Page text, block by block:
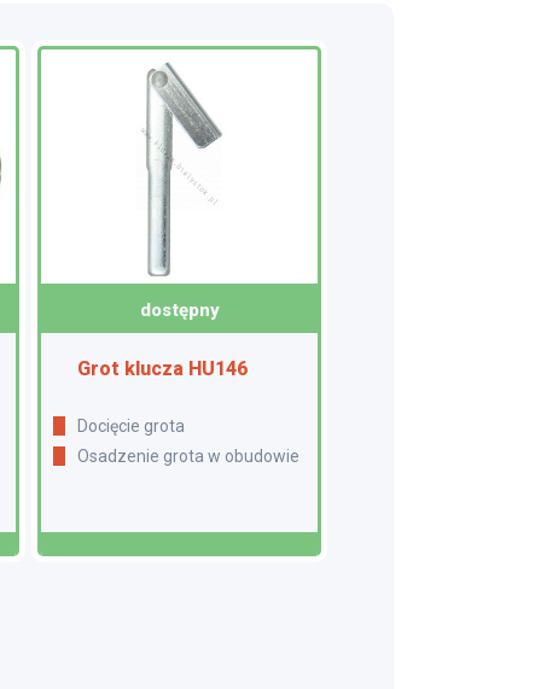
dostępny
Grot klucza HU146
Docięcie grota
Osadzenie grota w obudowie